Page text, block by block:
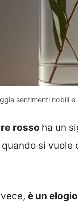
sentimenti nobili
rosso ha un
si vuole
è un